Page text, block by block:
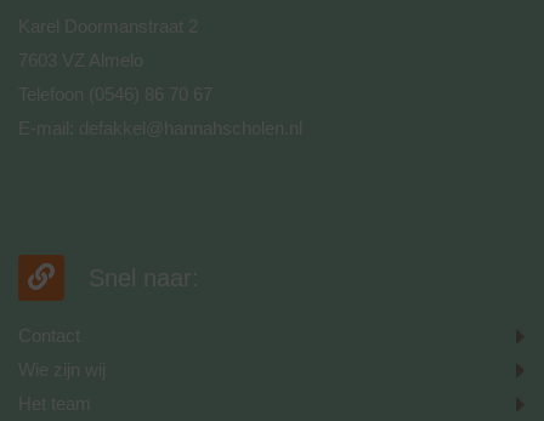
Karel Doormanstraat 2
7603 VZ Almelo
Telefoon (0546) 86 70 67
E-mail: defakkel@hannahscholen.nl
Snel naar:
Contact
Wie zijn wij
Het team